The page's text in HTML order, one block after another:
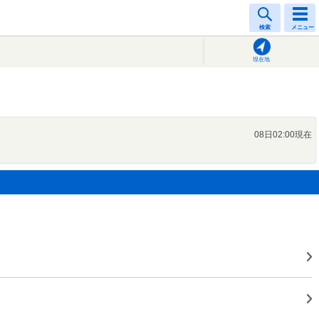
検索 メニュー
現在地
08日02:00現在